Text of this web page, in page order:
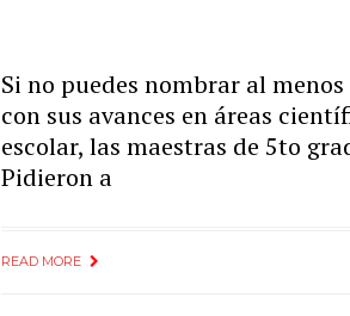
Si no puedes nombrar al
con sus avances en áreas
escolar, las maestras de 5to
Pidieron a
READ MORE